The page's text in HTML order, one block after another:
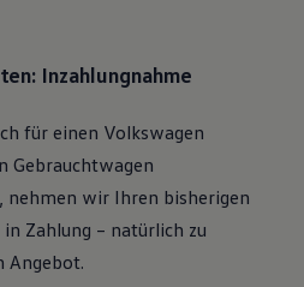
Inzahlungnahme
für einen Volkswagen
Gebrauchtwagen
nehmen wir Ihren bisherigen
Zahlung – natürlich zu
Angebot.